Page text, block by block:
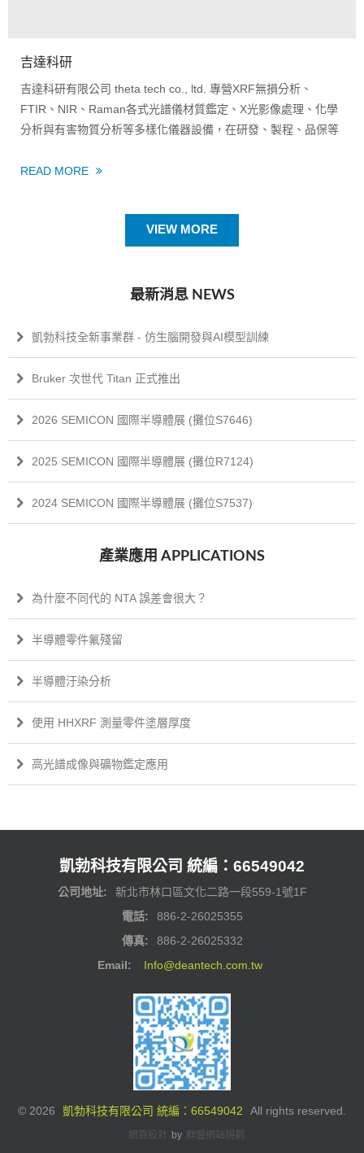
吉達科研
吉達科研有限公司 theta tech co., ltd. 專營XRF無損分析、
FTIR、NIR、Raman各式光譜儀材質鑑定、X光影像處理、化學
分析與有害物質分析等多樣化儀器設備，在研發、製程、品保等
READ MORE
VIEW MORE
最新消息 NEWS
凱勃科技全新事業群 - 仿生腦開發與AI模型訓練
Bruker 次世代 Titan 正式推出
2026 SEMICON 國際半導體展 (攤位S7646)
2025 SEMICON 國際半導體展 (攤位R7124)
2024 SEMICON 國際半導體展 (攤位S7537)
產業應用 APPLICATIONS
為什麼不同代的 NTA 誤差會很大？
半導體零件氟殘留
半導體汙染分析
使用 HHXRF 測量零件塗層厚度
高光譜成像與礦物鑑定應用
凱勃科技有限公司 統編：66549042
公司地址:
新北市林口區文化二路一段559-1號1F
電話:
886-2-26025355
傳真:
886-2-26025332
Email:
Info@deantech.com.tw
© 2026 凱勃科技有限公司 統編：66549042 All rights reserved.
網頁設計 by 群盟網站規劃